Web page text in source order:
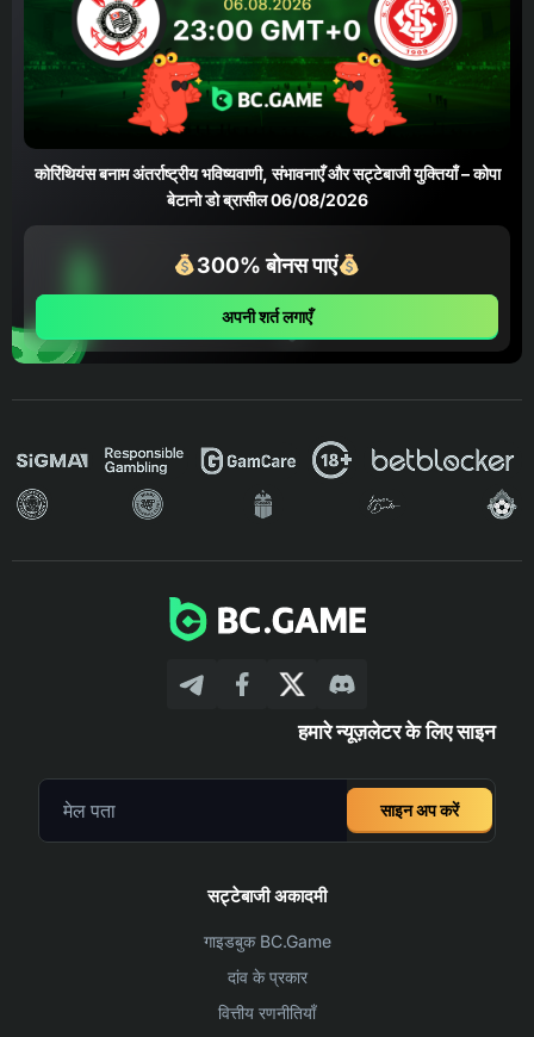
कोरिंथियंस बनाम अंतर्राष्ट्रीय भविष्यवाणी, संभावनाएँ और सट्टेबाजी युक्तियाँ – कोपा
बेटानो डो ब्रासील 06/08/2026
300% बोनस पाएं
अपनी शर्त लगाएँ
हमारे न्यूज़लेटर के लिए साइन
साइन अप करें
सट्टेबाजी अकादमी
गाइडबुक BC.Game
दांव के प्रकार
वित्तीय रणनीतियाँ